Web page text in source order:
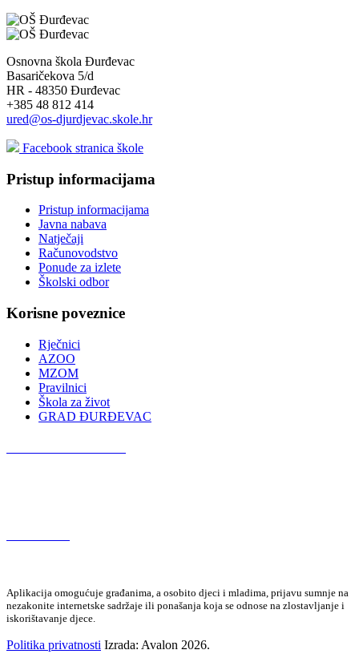
Osnovna škola Đurđevac
Basaričekova 5/d
HR - 48350 Đurđevac
+385 48 812 414
ured@os-djurdjevac.skole.hr
Facebook stranica škole
Pristup informacijama
Pristup informacijama
Javna nabava
Natječaji
Računovodstvo
Ponude za izlete
Školski odbor
Korisne poveznice
Rječnici
AZOO
MZOM
Pravilnici
Škola za život
GRAD ĐURĐEVAC
Aplikacija omogućuje građanima, a osobito djeci i mladima, prijavu sumnje na
nezakonite internetske sadržaje ili ponašanja koja se odnose na zlostavljanje i
iskorištavanje djece.
Politika privatnosti Izrada: Avalon 2026.